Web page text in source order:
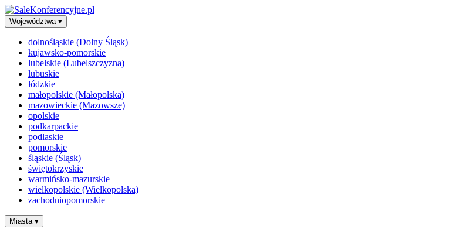
Województwa ▾
dolnośląskie (Dolny Śląsk)
kujawsko-pomorskie
lubelskie (Lubelszczyzna)
lubuskie
łódzkie
małopolskie (Małopolska)
mazowieckie (Mazowsze)
opolskie
podkarpackie
podlaskie
pomorskie
śląskie (Śląsk)
świętokrzyskie
warmińsko-mazurskie
wielkopolskie (Wielkopolska)
zachodniopomorskie
Miasta ▾